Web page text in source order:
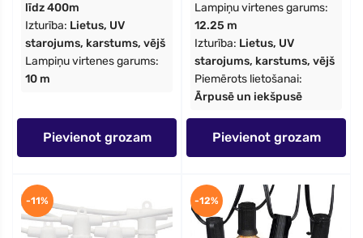
līdz 400m
Izturība: Lietus, UV
starojums, karstums, vējš
Lampiņu virtenes garums:
10 m
Pievienot grozam
Lampiņu virtenes garums:
12.25 m
Izturība: Lietus, UV
starojums, karstums, vējš
Piemērots lietošanai:
Ārpusē un iekšpusē
Pievienot grozam
-11% -12%